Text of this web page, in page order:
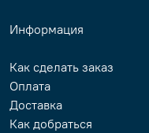
Информация
Как сделать заказ
Оплата
Доставка
Как добраться